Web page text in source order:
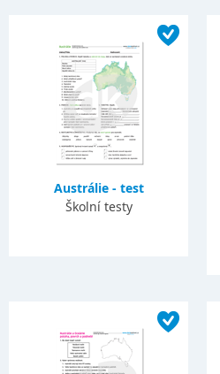
Austrálie - test
Školní testy